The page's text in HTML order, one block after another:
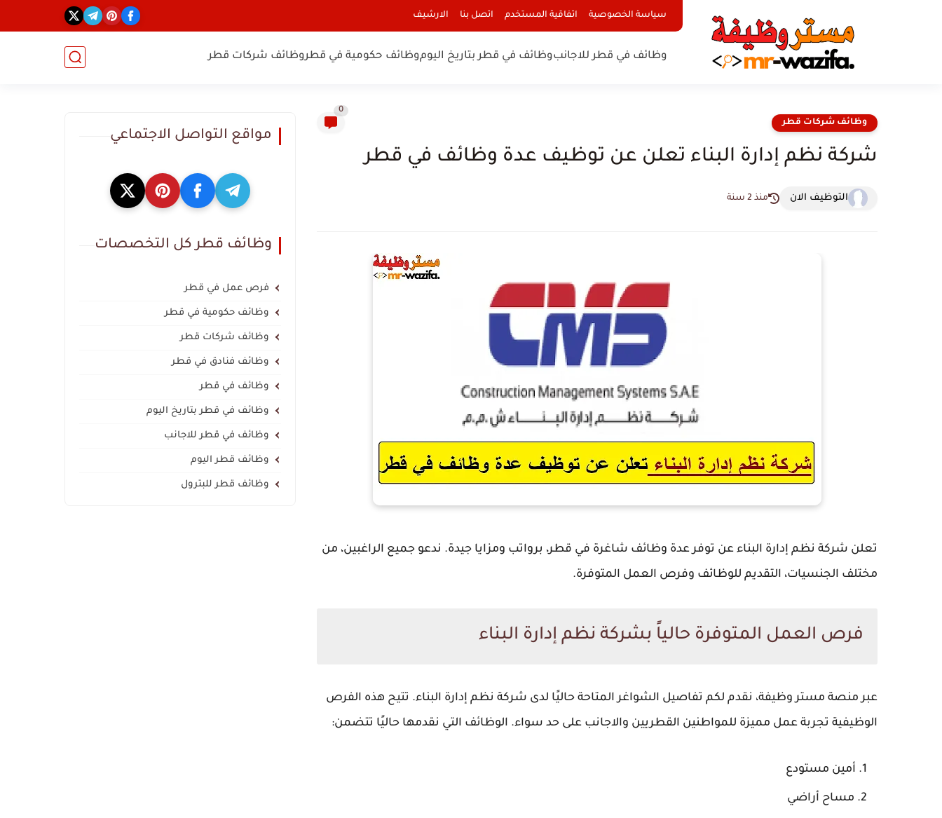
سياسة الخصوصية اتفاقية المستخدم اتصل بنا الارشيف
وظائف في قطر للاجانبوظائف في قطر بتاريخ اليوموظائف حكومية في قطروظائف شركات قطر
وظائف شركات قطر
0
شركة نظم إدارة البناء تعلن عن توظيف عدة وظائف في قطر
التوظيف الان منذ 2 سنة
تعلن شركة نظم إدارة البناء عن توفر عدة وظائف شاغرة في قطر، برواتب ومزايا جيدة. ندعو جميع الراغبين، من
مختلف الجنسيات، التقديم للوظائف وفرص العمل المتوفرة.
فرص العمل المتوفرة حالياً بشركة نظم إدارة البناء
عبر منصة مستر وظيفة، نقدم لكم تفاصيل الشواغر المتاحة حاليًا لدى شركة نظم إدارة البناء. تتيح هذه الفرص
الوظيفية تجربة عمل مميزة للمواطنين القطريين والاجانب على حد سواء. الوظائف التي نقدمها حاليًا تتضمن:
أمين مستودع
مساح أراضي
مواقع التواصل الاجتماعي
وظائف قطر كل التخصصات
فرص عمل في قطر
وظائف حكومية في قطر
وظائف شركات قطر
وظائف فنادق في قطر
وظائف في قطر
وظائف في قطر بتاريخ اليوم
وظائف في قطر للاجانب
وظائف قطر اليوم
وظائف قطر للبترول